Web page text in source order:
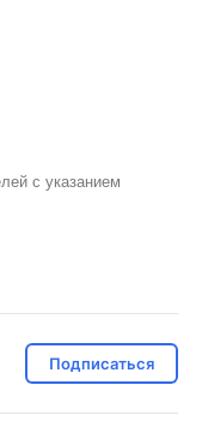
с указанием
Подписаться